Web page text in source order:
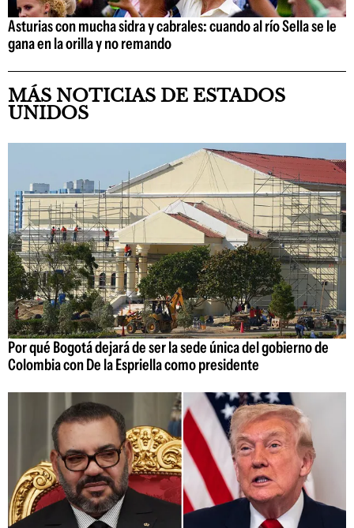
Asturias con mucha sidra y cabrales: cuando al río Sella se le
gana en la orilla y no remando
MÁS NOTICIAS DE ESTADOS
UNIDOS
Por qué Bogotá dejará de ser la sede única del gobierno de
Colombia con De la Espriella como presidente